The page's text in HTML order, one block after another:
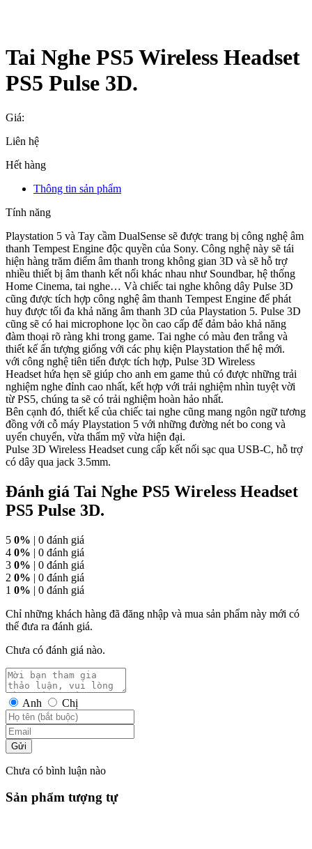
Tai Nghe PS5 Wireless Headset
PS5 Pulse 3D.
Giá:
Liên hệ
Hết hàng
Thông tin sản phẩm
Tính năng
Playstation 5 và Tay cầm DualSense sẽ được trang bị công nghệ âm
thanh Tempest Engine độc quyền của Sony. Công nghệ này sẽ tái
hiện hàng trăm điểm âm thanh trong không gian 3D và sẽ hỗ trợ
nhiều thiết bị âm thanh kết nối khác nhau như Soundbar, hệ thống
Home Cinema, tai nghe… Và chiếc tai nghe không dây Pulse 3D
cũng được tích hợp công nghệ âm thanh Tempest Engine để phát
huy được tối đa khả năng âm thanh 3D của Playstation 5. Pulse 3D
cũng sẽ có hai microphone lọc ồn cao cấp để đảm bảo khả năng
đàm thoại rõ ràng khi trong game. Tai nghe có màu đen trắng và
thiết kế ấn tượng giống với các phụ kiện Playstation thế hệ mới.
với công nghệ tiên tiến được tích hợp, Pulse 3D Wireless
Headset hứa hẹn sẽ giúp cho anh em game thủ có được những trải
nghiệm nghe đỉnh cao nhất, kết hợp với trải nghiệm nhìn tuyệt vời
từ PS5, chúng ta sẽ có trải nghiệm hoàn hảo nhất.
Bên cạnh đó, thiết kế của chiếc tai nghe cũng mang ngôn ngữ tương
đồng với cỗ máy Playstation 5 với những đường nét bo cong và
uyển chuyển, vừa thẩm mỹ vừa hiện đại.
Pulse 3D Wireless Headset cung cấp kết nối sạc qua USB-C, hỗ trợ
có dây qua jack 3.5mm.
Đánh giá Tai Nghe PS5 Wireless Headset
PS5 Pulse 3D.
5 0% | 0 đánh giá
4 0% | 0 đánh giá
3 0% | 0 đánh giá
2 0% | 0 đánh giá
1 0% | 0 đánh giá
Chỉ những khách hàng đã đăng nhập và mua sản phẩm này mới có
thể đưa ra đánh giá.
Chưa có đánh giá nào.
Anh Chị
Gửi
Chưa có bình luận nào
Sản phẩm tượng tự